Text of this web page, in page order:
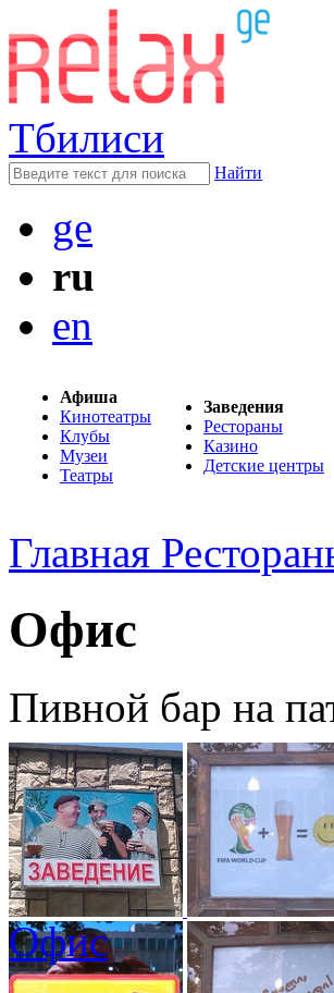
Тбилиси
Найти
ge
ru
en
Афиша
Кинотеатры
Клубы
Музеи
Театры
Заведения
Рестораны
Казино
Детские центры
Главная
Офис
Пивной бар на
Офис